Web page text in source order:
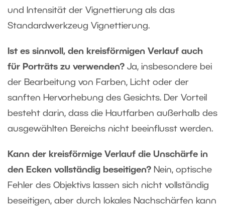
und Intensität der Vignettierung als das
Standardwerkzeug Vignettierung.
Ist es sinnvoll, den kreisförmigen Verlauf auch
für Porträts zu verwenden? Ja, insbesondere bei
der Bearbeitung von Farben, Licht oder der
sanften Hervorhebung des Gesichts. Der Vorteil
besteht darin, dass die Hautfarben außerhalb des
ausgewählten Bereichs nicht beeinflusst werden.
Kann der kreisförmige Verlauf die Unschärfe in
den Ecken vollständig beseitigen? Nein, optische
Fehler des Objektivs lassen sich nicht vollständig
beseitigen, aber durch lokales Nachschärfen kann